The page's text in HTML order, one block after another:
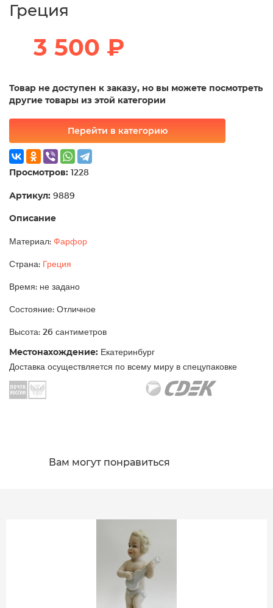
Греция
3 500 ₽
Товар не доступен к заказу, но вы можете посмотреть
другие товары из этой категории
Перейти в категорию
Просмотров: 1228
Артикул: 9889
Описание
Материал: Фарфор
Страна: Греция
Время: не задано
Состояние: Отличное
Высота: 26 сантиметров
Местонахождение: Екатеринбург
Доставка осуществляется по всему миру в спецупаковке
Вам могут понравиться